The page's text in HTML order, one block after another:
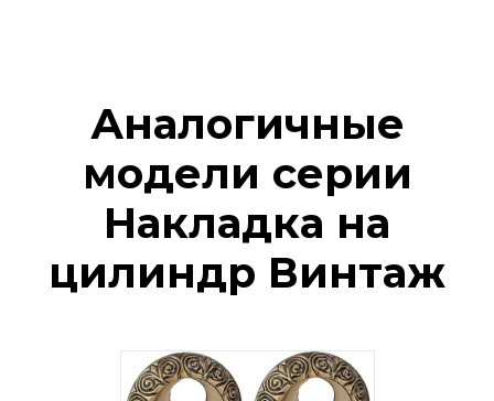
Аналогичные
модели серии
Накладка на
цилиндр Винтаж